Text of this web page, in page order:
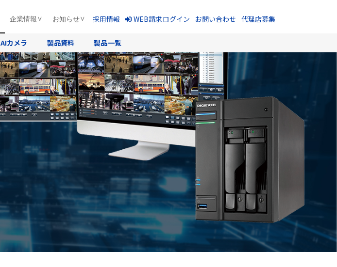
AIカメラ 製品資料 製品一覧
企業情報 お知らせ 採用情報 WEB請求ログイン お問い合わせ 代理店募集